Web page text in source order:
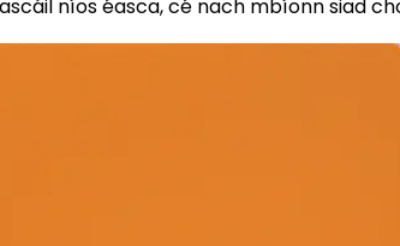
níos éasca, cé nach mbíonn siad